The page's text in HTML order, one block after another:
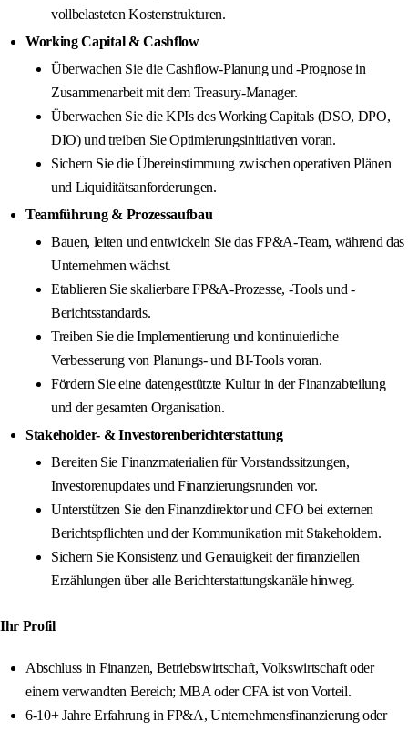
vollbelasteten Kostenstrukturen.
Working Capital & Cashflow
Überwachen Sie die Cashflow-Planung und -Prognose in
Zusammenarbeit mit dem Treasury-Manager.
Überwachen Sie die KPIs des Working Capitals (DSO, DPO,
DIO) und treiben Sie Optimierungsinitiativen voran.
Sichern Sie die Übereinstimmung zwischen operativen Plänen
und Liquiditätsanforderungen.
Teamführung & Prozessaufbau
Bauen, leiten und entwickeln Sie das FP&A-Team, während das
Unternehmen wächst.
Etablieren Sie skalierbare FP&A-Prozesse, -Tools und -
Berichtsstandards.
Treiben Sie die Implementierung und kontinuierliche
Verbesserung von Planungs- und BI-Tools voran.
Fördern Sie eine datengestützte Kultur in der Finanzabteilung
und der gesamten Organisation.
Stakeholder- & Investorenberichterstattung
Bereiten Sie Finanzmaterialien für Vorstandssitzungen,
Investorenupdates und Finanzierungsrunden vor.
Unterstützen Sie den Finanzdirektor und CFO bei externen
Berichtspflichten und der Kommunikation mit Stakeholdern.
Sichern Sie Konsistenz und Genauigkeit der finanziellen
Erzählungen über alle Berichterstattungskanäle hinweg.
Ihr Profil
Abschluss in Finanzen, Betriebswirtschaft, Volkswirtschaft oder
einem verwandten Bereich; MBA oder CFA ist von Vorteil.
6-10+ Jahre Erfahrung in FP&A, Unternehmensfinanzierung oder